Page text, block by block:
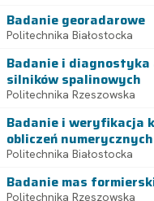
Badanie georadarowe
Politechnika Białostocka
Badanie i
silników spalinowych
Politechnika Rzeszowska
Badanie i weryfikacja
obliczeń numerycznych
Politechnika Białostocka
Badanie mas
Politechnika Rzeszowska